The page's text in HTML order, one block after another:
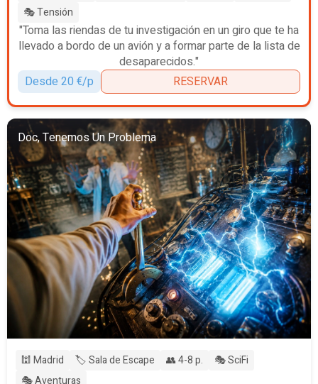
🎭 Tensión
"Toma las riendas de tu investigación en un giro que te ha
llevado a bordo de un avión y a formar parte de la lista de
desaparecidos."
Desde 20 €/p
RESERVAR
Doc, Tenemos Un Problema
🕍 Madrid 🏷️ Sala de Escape 👥 4-8 p.
🎭 SciFi
🎭 Aventuras